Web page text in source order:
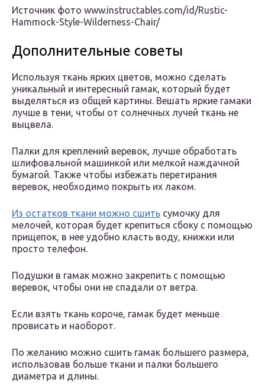
Источник фото www.instructables.com/id/Rustic-
Hammock-Style-Wilderness-Chair/
Дополнительные советы
Используя ткань ярких цветов, можно сделать
уникальный и интересный гамак, который будет
выделяться из общей картины. Вешать яркие гамаки
лучше в тени, чтобы от солнечных лучей ткань не
выцвела.
Палки для креплений веревок, лучше обработать
шлифовальной машинкой или мелкой наждачной
бумагой. Также чтобы избежать перетирания
веревок, необходимо покрыть их лаком.
Из остатков ткани можно сшить сумочку для
мелочей, которая будет крепиться сбоку с помощью
прищепок, в нее удобно класть воду, книжки или
просто телефон.
Подушки в гамак можно закрепить с помощью
веревок, чтобы они не спадали от ветра.
Если взять ткань короче, гамак будет меньше
провисать и наоборот.
По желанию можно сшить гамак большего размера,
использовав больше ткани и палки большего
диаметра и длины.